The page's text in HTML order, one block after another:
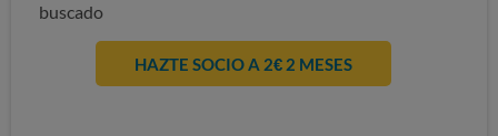
buscado
HAZTE SOCIO A 2€ 2 MESES